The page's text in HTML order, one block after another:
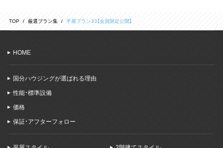
TOP 厳選プラン集 平屋プラン33【会員限定公開】
HOME
国分ハウジングが選ばれる理由
性能・標準設備
価格
保証・アフターフォロー